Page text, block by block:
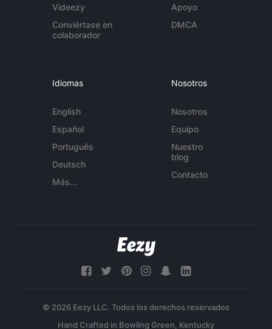
Videezy
Conviértase en
colaborador
Apoyo
DMCA
Idiomas
English
Español
Português
Deutsch
Más...
Nosotros
Nosotros
Equipo
Nuestro
blog
Contacto
© 2026 Eezy LLC. Todos los derechos reservados